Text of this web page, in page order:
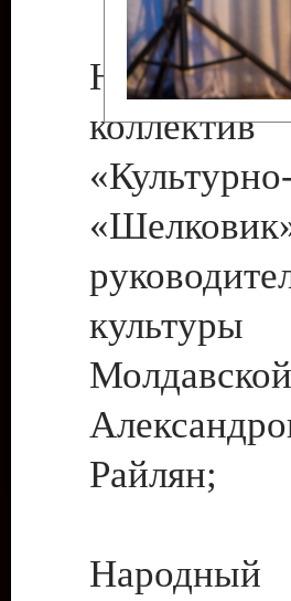
Народный
Райлян;
Народный